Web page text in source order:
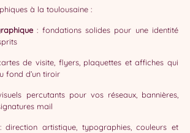
à la toulousaine :
: fondations solides pour une identité
de visite, flyers, plaquettes et affiches qui
fond d’un tiroir
percutants pour vos réseaux, bannières,
mail
artistique, typographies, couleurs et